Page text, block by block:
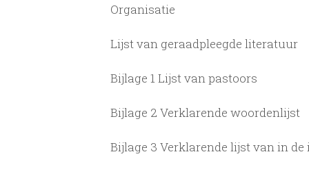
Organisatie
Lijst van geraadpleegde literatuur
Bijlage 1 Lijst van pastoors
Bijlage 2 Verklarende woordenlijst
Bijlage 3 Verklarende lijst van in